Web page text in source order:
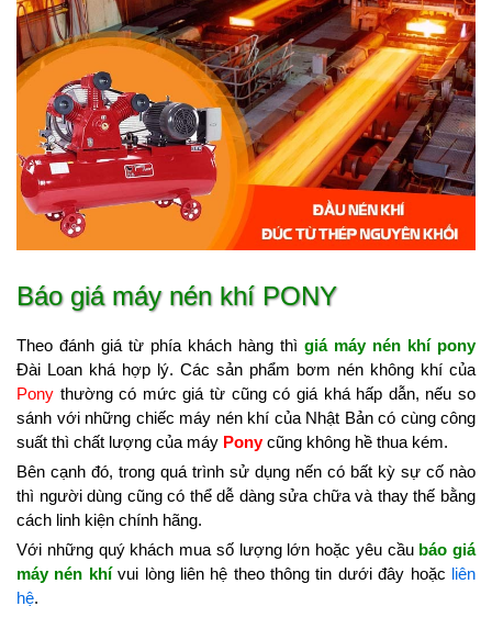
Báo giá máy nén khí PONY
Theo đánh giá từ phía khách hàng thì giá máy nén khí pony
Đài Loan khá hợp lý. Các sản phẩm bơm nén không khí của
Pony thường có mức giá từ cũng có giá khá hấp dẫn, nếu so
sánh với những chiếc máy nén khí của Nhật Bản có cùng công
suất thì chất lượng của máy Ponycũng không hề thua kém.
Bên cạnh đó, trong quá trình sử dụng nến có bất kỳ sự cố nào
thì người dùng cũng có thể dễ dàng sửa chữa và thay thế bằng
cách linh kiện chính hãng.
Với những quý khách mua số lượng lớn hoặc yêu cầu báo giá
máy nén khívui lòng liên hệ theo thông tin dưới đây hoặc liên
hệ.